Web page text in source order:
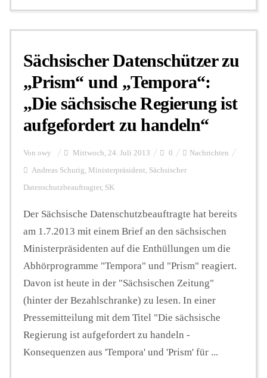
Sächsischer Datenschützer zu
„Prism“ und „Tempora“:
„Die sächsische Regierung ist
aufgefordert zu handeln“
Von owy Mittwoch, 24. Juli 2013 0 Nachrichten
Andreas Schurig, Ministerpräsident, Sächsischer
Datenschutzbeauftragter, SK
Der Sächsische Datenschutzbeauftragte hat bereits
am 1.7.2013 mit einem Brief an den sächsischen
Ministerpräsidenten auf die Enthüllungen um die
Abhörprogramme "Tempora" und "Prism" reagiert.
Davon ist heute in der "Sächsischen Zeitung"
(hinter der Bezahlschranke) zu lesen. In einer
Pressemitteilung mit dem Titel "Die sächsische
Regierung ist aufgefordert zu handeln -
Konsequenzen aus 'Tempora' und 'Prism' für ...